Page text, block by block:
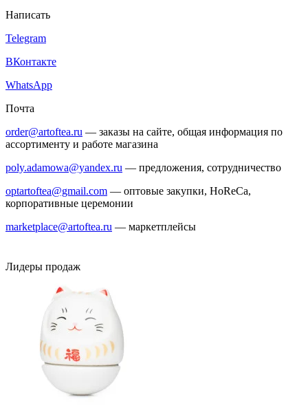
Написать
Telegram
ВКонтакте
WhatsApp
Почта
order@artoftea.ru — заказы на сайте, общая информация по
ассортименту и работе магазина
poly.adamowa@yandex.ru — предложения, сотрудничество
optartoftea@gmail.com — оптовые закупки, HoReCa,
корпоративные церемонии
marketplace@artoftea.ru — маркетплейсы
Лидеры продаж